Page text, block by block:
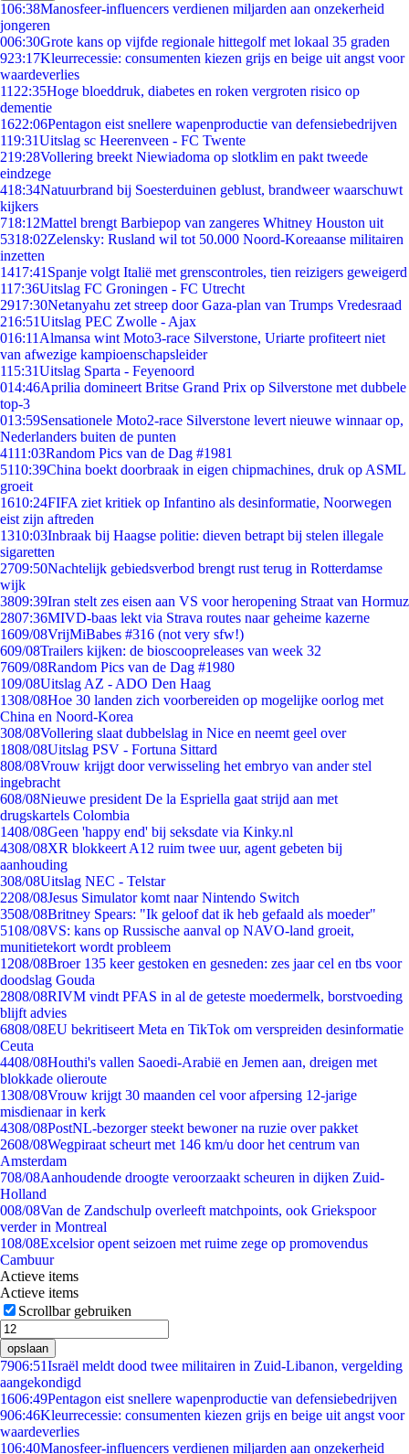
106:38Manosfeer-influencers verdienen miljarden aan onzekerheid
jongeren
006:30Grote kans op vijfde regionale hittegolf met lokaal 35 graden
923:17Kleurrecessie: consumenten kiezen grijs en beige uit angst voor
waardeverlies
11 22:35Hoge bloeddruk, diabetes en roken vergroten risico op
dementie
1622:06Pentagon eist snellere wapenproductie van defensiebedrijven
119:31Uitslag sc Heerenveen - FC Twente
219:28Vollering breekt Niewiadoma op slotklim en pakt tweede
eindzege
418:34Natuurbrand bij Soesterduinen geblust, brandweer waarschuwt
kijkers
718:12Mattel brengt Barbiepop van zangeres Whitney Houston uit
5318:02Zelensky: Rusland wil tot 50.000 Noord-Koreaanse militairen
inzetten
1417:41 Spanje volgt Italië met grenscontroles, tien reizigers geweigerd
117:36Uitslag FC Groningen - FC Utrecht
2917:30Netanyahu zet streep door Gaza-plan van Trumps Vredesraad
216:51Uitslag PEC Zwolle - Ajax
016:11 Almansa wint Moto3-race Silverstone, Uriarte profiteert niet
van afwezige kampioenschapsleider
115:31Uitslag Sparta - Feyenoord
014:46Aprilia domineert Britse Grand Prix op Silverstone met dubbele
top-3
013:59Sensationele Moto2-race Silverstone levert nieuwe winnaar op,
Nederlanders buiten de punten
4111:03Random Pics van de Dag #1981
5110:39China boekt doorbraak in eigen chipmachines, druk op ASML
groeit
1610:24FIFA ziet kritiek op Infantino als desinformatie, Noorwegen
eist zijn aftreden
1310:03Inbraak bij Haagse politie: dieven betrapt bij stelen illegale
sigaretten
2709:50Nachtelijk gebiedsverbod brengt rust terug in Rotterdamse
wijk
3809:39Iran stelt zes eisen aan VS voor heropening Straat van Hormuz
2807:36MIVD-baas lekt via Strava routes naar geheime kazerne
1609/08VrijMiBabes #316 (not very sfw!)
609/08Trailers kijken: de bioscoopreleases van week 32
7609/08Random Pics van de Dag #1980
109/08Uitslag AZ - ADO Den Haag
1308/08Hoe 30 landen zich voorbereiden op mogelijke oorlog met
China en Noord-Korea
308/08Vollering slaat dubbelslag in Nice en neemt geel over
1808/08Uitslag PSV - Fortuna Sittard
808/08Vrouw krijgt door verwisseling het embryo van ander stel
ingebracht
608/08Nieuwe president De la Espriella gaat strijd aan met
drugskartels Colombia
1408/08Geen 'happy end' bij seksdate via Kinky.nl
4308/08XR blokkeert A12 ruim twee uur, agent gebeten bij
aanhouding
308/08Uitslag NEC - Telstar
2208/08Jesus Simulator komt naar Nintendo Switch
3508/08Britney Spears: "Ik geloof dat ik heb gefaald als moeder"
5108/08VS: kans op Russische aanval op NAVO-land groeit,
munitietekort wordt probleem
1208/08Broer 135 keer gestoken en gesneden: zes jaar cel en tbs voor
doodslag Gouda
2808/08RIVM vindt PFAS in al de geteste moedermelk, borstvoeding
blijft advies
6808/08EU bekritiseert Meta en TikTok om verspreiden desinformatie
Ceuta
4408/08Houthi's vallen Saoedi-Arabië en Jemen aan, dreigen met
blokkade olieroute
1308/08Vrouw krijgt 30 maanden cel voor afpersing 12-jarige
misdienaar in kerk
4308/08PostNL-bezorger steekt bewoner na ruzie over pakket
2608/08Wegpiraat scheurt met 146 km/u door het centrum van
Amsterdam
708/08Aanhoudende droogte veroorzaakt scheuren in dijken Zuid-
Holland
008/08Van de Zandschulp overleeft matchpoints, ook Griekspoor
verder in Montreal
108/08Excelsior opent seizoen met ruime zege op promovendus
Cambuur
Actieve items
Actieve items
Scrollbar gebruiken
opslaan
7906:51Israël meldt dood twee militairen in Zuid-Libanon, vergelding
aangekondigd
1606:49Pentagon eist snellere wapenproductie van defensiebedrijven
906:46Kleurrecessie: consumenten kiezen grijs en beige uit angst voor
waardeverlies
106:40Manosfeer-influencers verdienen miljarden aan onzekerheid